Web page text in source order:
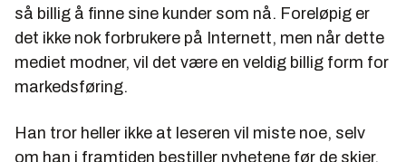
så billig å finne sine kunder som nå. Foreløpig er
det ikke nok forbrukere på Internett, men når dette
mediet modner, vil det være en veldig billig form for
markedsføring.
Han tror heller ikke at leseren vil miste noe, selv
om han i framtiden bestiller nyhetene før de skjer.